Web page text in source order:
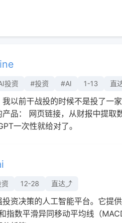
投资 #投资 #AI 1-13 直
我以前干战投的时候不是投了一
品： 网页链接，从财报中提取
一次性就给对了。
12-28 直达⤴︎
资决策的人工智能平台。它提
指数平滑异同移动平均线（